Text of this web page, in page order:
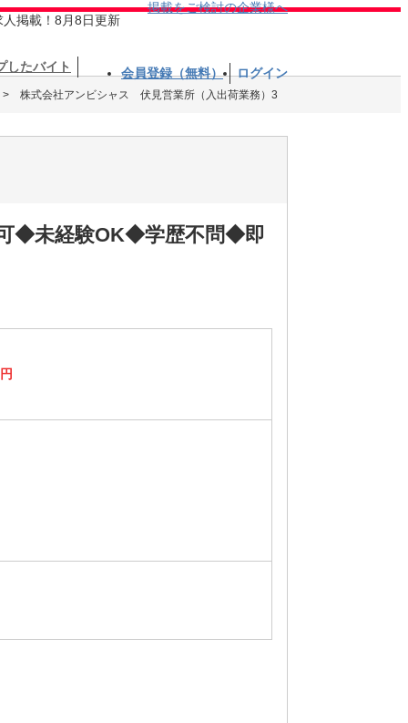
人掲載！8月8日更新
掲載をご検討の企業様へ
したバイト 会員登録（無料） ログイン
株式会社アンビシャス 伏見営業所（入出荷業務）3
◆未経験OK◆学歴不問◆即